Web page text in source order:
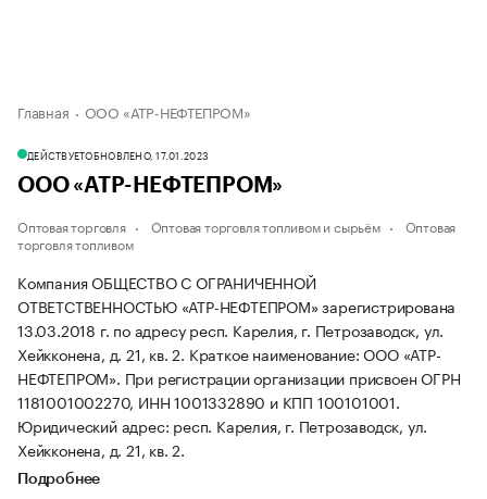
Главная ООО «АТР-НЕФТЕПРОМ»
ДЕЙСТВУЕТОБНОВЛЕНО, 17.01.2023
ООО «АТР-НЕФТЕПРОМ»
Оптовая торговля Оптовая торговля топливом и сырьём
Оптовая
торговля топливом
Компания ОБЩЕСТВО С ОГРАНИЧЕННОЙ
ОТВЕТСТВЕННОСТЬЮ «АТР-НЕФТЕПРОМ» зарегистрирована
13.03.2018 г. по адресу респ. Карелия, г. Петрозаводск, ул.
Хейкконена, д. 21, кв. 2. Краткое наименование: ООО «АТР-
НЕФТЕПРОМ». При регистрации организации присвоен ОГРН
1181001002270, ИНН 1001332890 и КПП 100101001.
Юридический адрес: респ. Карелия, г. Петрозаводск, ул.
Хейкконена, д. 21, кв. 2.
Подробнее